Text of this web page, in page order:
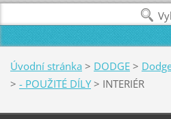
Úvodní stránka > DODGE >
> - POUŽITÉ DÍLY > INTERIÉR